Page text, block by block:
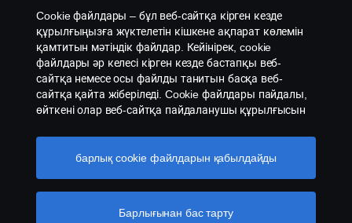
Cookie параметрлері
© Copyright Scania 2026. Барлық құқықтар
қорғалған. "Scania Central Asia" ЖШС,
Байсерке кенті, Сұлтан Бейбарыс көшесі, 3, тел.:
Cookie файлдары – бұл веб-сайтқа кірген кезде
құрылғыңызға жүктелетін кішкене ақпарат көлемін
қамтитын мәтіндік файлдар. Кейінірек, cookie
файлдары әр келесі кірген кезде бастапқы веб-
сайтқа немесе осы файлды танитын басқа веб-
сайтқа қайта жіберіледі. Cookie файлдары пайдалы,
өйткені олар веб-сайтқа пайдаланушы құрылғысын
компьютеріңізде мәңгілікке сақталады. Оларды кейін
веб-сайтты сіздің қалауларыңыз бен
сеанс cookie файлдары сіздің компьютерыңыз бен
Барлығынан бас тарту
барлық cookie файлдарын қабылдайды